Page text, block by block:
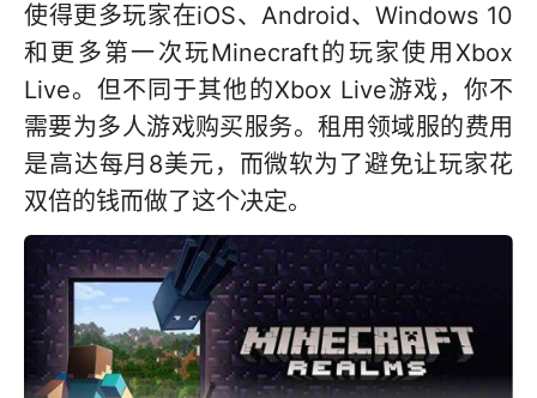
使得更多玩家在iOS、Android、Windows 10
和更多第一次玩Minecraft的玩家使用Xbox
Live。但不同于其他的Xbox Live游戏，你不
需要为多人游戏购买服务。租用领域服的费用
是高达每月8美元，而微软为了避免让玩家花
双倍的钱而做了这个决定。